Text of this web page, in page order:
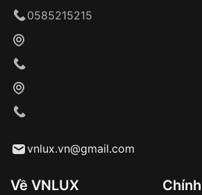
Khách hàng kiểm tra và
Từ khóa SEO:
0585215215
vnlux.vn@gmail.com
Về VNLUX